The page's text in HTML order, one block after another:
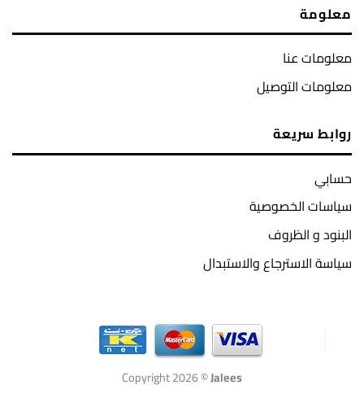
معلومة
معلومات عنا
معلومات التوصيل
روابط سريعة
حسابي
سياسات الخصوصية
البنود و الظروف
سياسة الاسترجاع والاستبدال
Copyright 2026 ©Jalees